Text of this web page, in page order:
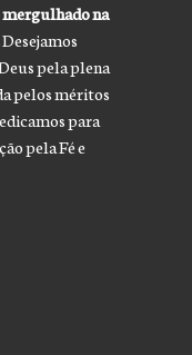
mergulhado na
Desejamos
pela plena
pelos méritos
para
pela Fé e